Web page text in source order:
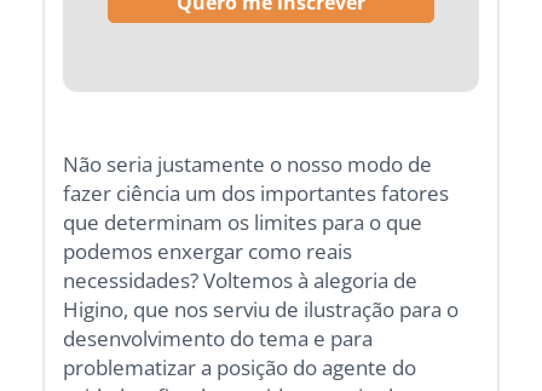
Não seria justamente o nosso modo de
fazer ciência um dos importantes fatores
que determinam os limites para o que
podemos enxergar como reais
necessidades? Voltemos à alegoria de
Higino, que nos serviu de ilustração para o
desenvolvimento do tema e para
problematizar a posição do agente do